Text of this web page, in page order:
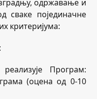
одржавање и
сваке појединачне
критеријума:
Програм:
(оцена од 0-10